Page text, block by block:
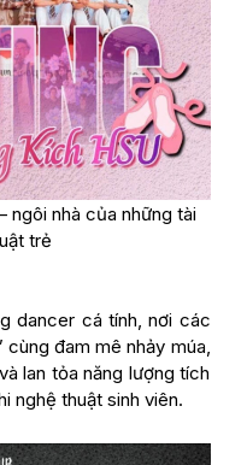
ngôi nhà của những tài
trẻ
dancer cá tính, nơi các
đam mê nhảy múa,
lan tỏa năng lượng tích
nghệ thuật sinh viên.